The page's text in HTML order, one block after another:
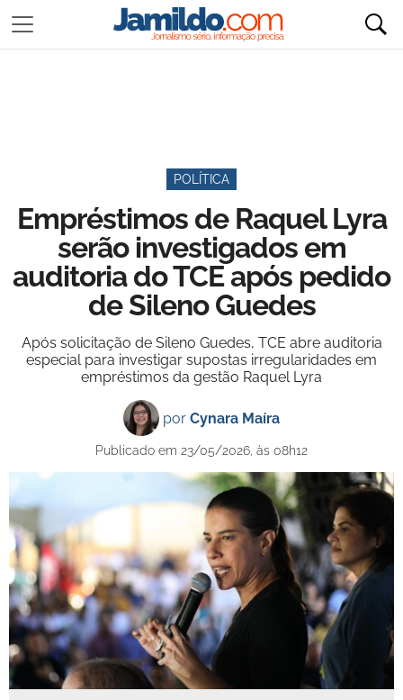
POLÍTICA
Empréstimos de Raquel Lyra
serão investigados em
auditoria do TCE após pedido
de Sileno Guedes
Após solicitação de Sileno Guedes, TCE abre auditoria
especial para investigar supostas irregularidades em
empréstimos da gestão Raquel Lyra
por Cynara Maíra
Publicado em 23/05/2026, às 08h12